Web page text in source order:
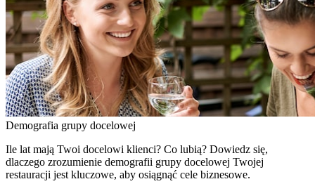
Demografia grupy docelowej
Ile lat mają Twoi docelowi klienci? Co lubią? Dowiedz się,
dlaczego zrozumienie demografii grupy docelowej Twojej
restauracji jest kluczowe, aby osiągnąć cele biznesowe.